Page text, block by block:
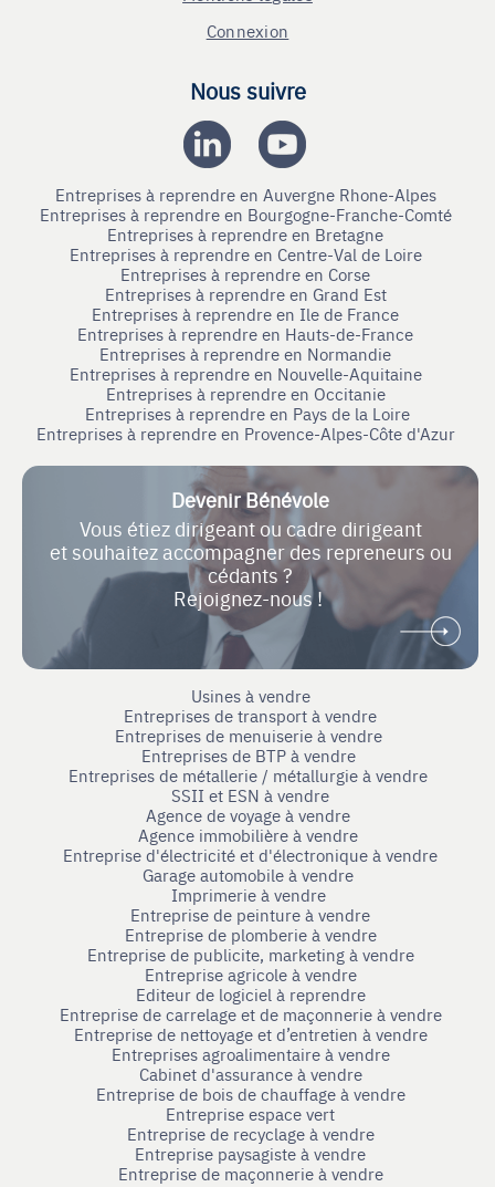
Connexion
Nous suivre
Entreprises à reprendre en Auvergne Rhone-Alpes
Entreprises à reprendre en Bourgogne-Franche-Comté
Entreprises à reprendre en Bretagne
Entreprises à reprendre en Centre-Val de Loire
Entreprises à reprendre en Corse
Entreprises à reprendre en Grand Est
Entreprises à reprendre en Ile de France
Entreprises à reprendre en Hauts-de-France
Entreprises à reprendre en Normandie
Entreprises à reprendre en Nouvelle-Aquitaine
Entreprises à reprendre en Occitanie
Entreprises à reprendre en Pays de la Loire
Entreprises à reprendre en Provence-Alpes-Côte d'Azur
Devenir Bénévole
Vous étiez dirigeant ou cadre dirigeant
et souhaitez accompagner des repreneurs ou
cédants ?
Rejoignez-nous !
Usines à vendre
Entreprises de transport à vendre
Entreprises de menuiserie à vendre
Entreprises de BTP à vendre
Entreprises de métallerie / métallurgie à vendre
SSII et ESN à vendre
Agence de voyage à vendre
Agence immobilière à vendre
Entreprise d'électricité et d'électronique à vendre
Garage automobile à vendre
Imprimerie à vendre
Entreprise de peinture à vendre
Entreprise de plomberie à vendre
Entreprise de publicite, marketing à vendre
Entreprise agricole à vendre
Editeur de logiciel à reprendre
Entreprise de carrelage et de maçonnerie à vendre
Entreprise de nettoyage et d’entretien à vendre
Entreprises agroalimentaire à vendre
Cabinet d'assurance à vendre
Entreprise de bois de chauffage à vendre
Entreprise espace vert
Entreprise de recyclage à vendre
Entreprise paysagiste à vendre
Entreprise de maçonnerie à vendre